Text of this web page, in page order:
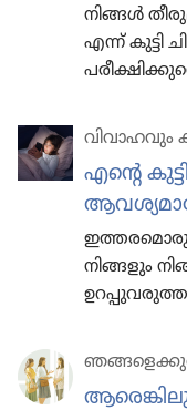
നിങ്ങൾ
എന്ന് കുട്ടി
വിവാഹവും
എന്റെ
ഇത്തര​മൊ​രു
നിങ്ങളും